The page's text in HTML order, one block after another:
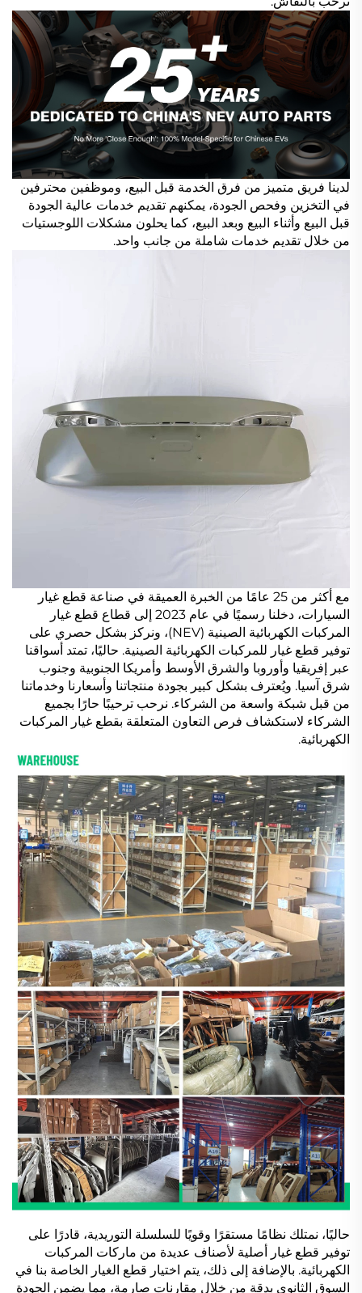
لدينا فريق متميز من فرق الخدمة قبل البيع، وموظفين محترفين
في التخزين وفحص الجودة، يمكنهم تقديم خدمات عالية الجودة
قبل البيع وأثناء البيع وبعد البيع، كما يحلون مشكلات اللوجستيات
من خلال تقديم خدمات شاملة من جانب واحد.
مع أكثر من 25 عامًا من الخبرة العميقة في صناعة قطع غيار
السيارات، دخلنا رسميًا في عام 2023 إلى قطاع قطع غيار
المركبات الكهربائية الصينية (NEV)، ونركز بشكل حصري على
توفير قطع غيار للمركبات الكهربائية الصينية. حاليًا، تمتد أسواقنا
عبر إفريقيا وأوروبا والشرق الأوسط وأمريكا الجنوبية وجنوب
شرق آسيا. ويُعترف بشكل كبير بجودة منتجاتنا وأسعارنا وخدماتنا
من قبل شبكة واسعة من الشركاء. نرحب ترحيبًا حارًا بجميع
الشركاء لاستكشاف فرص التعاون المتعلقة بقطع غيار المركبات
الكهربائية.
حاليًا، نمتلك نظامًا مستقرًا وقويًا للسلسلة التوريدية، قادرًا على
توفير قطع غيار أصلية لأصناف عديدة من ماركات المركبات
الكهربائية. بالإضافة إلى ذلك، يتم اختيار قطع الغيار الخاصة بنا في
السوق الثانوي بدقة من خلال مقارنات صارمة، مما يضمن الجودة